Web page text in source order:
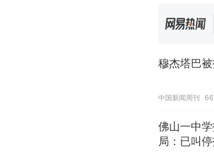
穆杰塔巴
中国新闻周刊
佛山一中
局：已叫